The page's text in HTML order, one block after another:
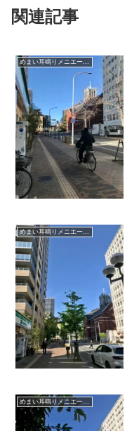
関連記事